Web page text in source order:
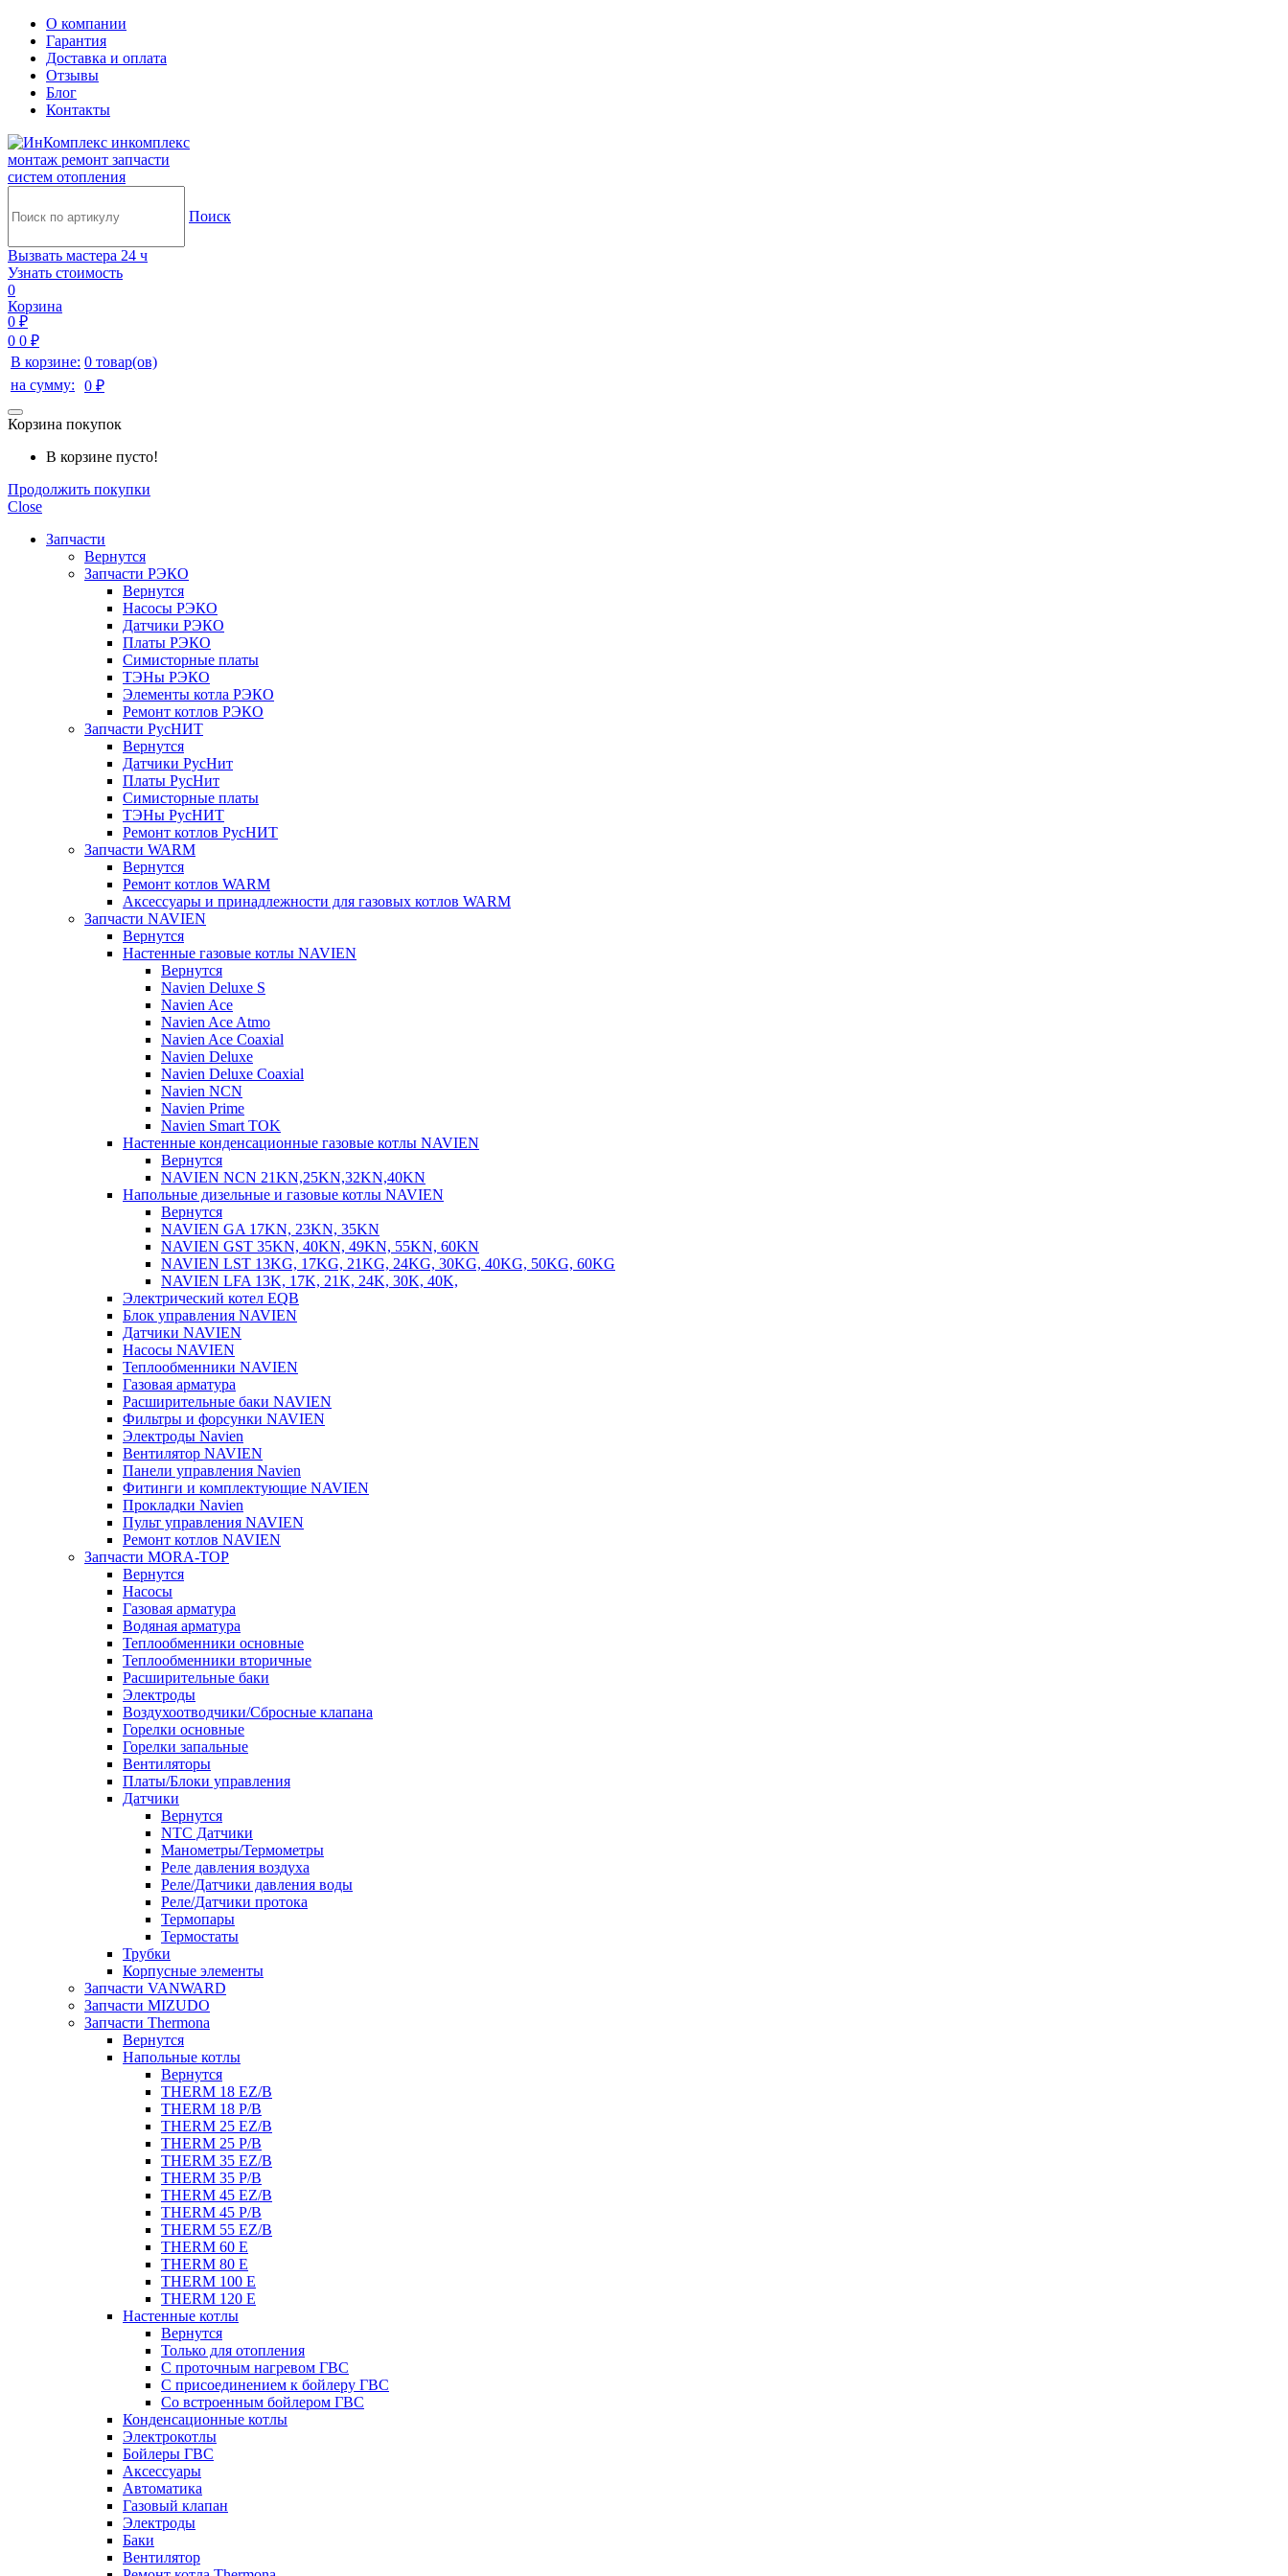
О компании
Гарантия
Доставка и оплата
Отзывы
Блог
Контакты
инкомплекс
монтаж ремонт запчасти
систем отопления
Поиск
Вызвать мастера 24 ч
Узнать стоимость
0
Корзина
0 ₽
0 0 ₽
В корзине: 0 товар(ов)
на сумму:
0 ₽
Корзина покупок
В корзине пусто!
Продолжить покупки
Close
Запчасти
Вернутся
Запчасти РЭКО
Вернутся
Насосы РЭКО
Датчики РЭКО
Платы РЭКО
Симисторные платы
ТЭНы РЭКО
Элементы котла РЭКО
Ремонт котлов РЭКО
Запчасти РусНИТ
Вернутся
Датчики РусНит
Платы РусНит
Симисторные платы
ТЭНы РусНИТ
Ремонт котлов РусНИТ
Запчасти WARM
Вернутся
Ремонт котлов WARM
Аксессуары и принадлежности для газовых котлов WARM
Запчасти NAVIEN
Вернутся
Настенные газовые котлы NAVIEN
Вернутся
Navien Deluxe S
Navien Ace
Navien Ace Atmo
Navien Ace Coaxial
Navien Deluxe
Navien Deluxe Coaxial
Navien NCN
Navien Prime
Navien Smart TOK
Настенные конденсационные газовые котлы NAVIEN
Вернутся
NAVIEN NCN 21KN,25KN,32KN,40KN
Напольные дизельные и газовые котлы NAVIEN
Вернутся
NAVIEN GA 17KN, 23KN, 35KN
NAVIEN GST 35KN, 40KN, 49KN, 55KN, 60KN
NAVIEN LST 13KG, 17KG, 21KG, 24KG, 30KG, 40KG, 50KG, 60KG
NAVIEN LFA 13K, 17K, 21K, 24K, 30K, 40K,
Электрический котел EQB
Блок управления NAVIEN
Датчики NAVIEN
Насосы NAVIEN
Теплообменники NAVIEN
Газовая арматура
Расширительные баки NAVIEN
Фильтры и форсунки NAVIEN
Электроды Navien
Вентилятор NAVIEN
Панели управления Navien
Фитинги и комплектующие NAVIEN
Прокладки Navien
Пульт управления NAVIEN
Ремонт котлов NAVIEN
Запчасти MORA-TOP
Вернутся
Насосы
Газовая арматура
Водяная арматура
Теплообменники основные
Теплообменники вторичные
Расширительные баки
Электроды
Воздухоотводчики/Сбросные клапана
Горелки основные
Горелки запальные
Вентиляторы
Платы/Блоки управления
Датчики
Вернутся
NTC Датчики
Манометры/Термометры
Реле давления воздуха
Реле/Датчики давления воды
Реле/Датчики протока
Термопары
Термостаты
Трубки
Корпусные элементы
Запчасти VANWARD
Запчасти MIZUDO
Запчасти Thermona
Вернутся
Напольные котлы
Вернутся
THERM 18 EZ/B
THERM 18 P/B
THERM 25 EZ/B
THERM 25 P/B
THERM 35 EZ/B
THERM 35 P/B
THERM 45 EZ/B
THERM 45 P/B
THERM 55 EZ/B
THERM 60 E
THERM 80 E
THERM 100 E
THERM 120 E
Настенные котлы
Вернутся
Только для отопления
С проточным нагревом ГВС
С присоединением к бойлеру ГВС
Со встроенным бойлером ГВС
Конденсационные котлы
Электрокотлы
Бойлеры ГВС
Аксессуары
Автоматика
Газовый клапан
Электроды
Баки
Вентилятор